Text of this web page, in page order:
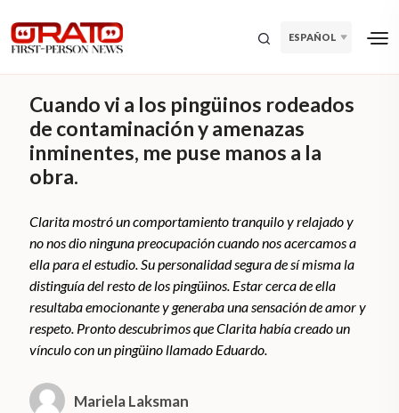
ESPAÑOL
Cuando vi a los pingüinos rodeados
de contaminación y amenazas
inminentes, me puse manos a la
obra.
Clarita mostró un comportamiento tranquilo y relajado y
no nos dio ninguna preocupación cuando nos acercamos a
ella para el estudio. Su personalidad segura de sí misma la
distinguía del resto de los pingüinos. Estar cerca de ella
resultaba emocionante y generaba una sensación de amor y
respeto. Pronto descubrimos que Clarita había creado un
vínculo con un pingüino llamado Eduardo.
Mariela Laksman